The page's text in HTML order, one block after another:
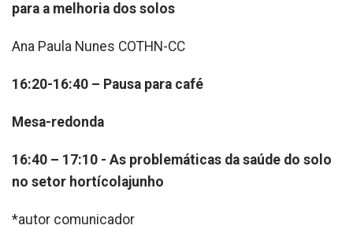
para a melhoria dos solos
Ana Paula Nunes COTHN-CC
16:20-16:40 – Pausa para café
Mesa-redonda
16:40 – 17:10 - As problemáticas da saúde do solo
no setor hortícolajunho
*autor comunicador